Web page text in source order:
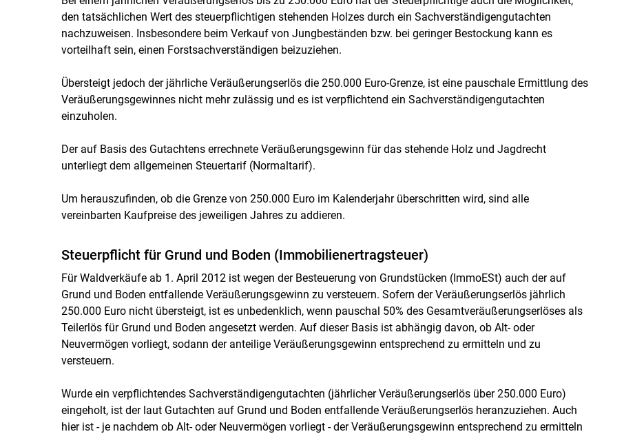
den tatsächlichen Wert des steuerpflichtigen stehenden Holzes durch ein Sachverständigengutachten
nachzuweisen. Insbesondere beim Verkauf von Jungbeständen bzw. bei geringer Bestockung kann es
vorteilhaft sein, einen Forstsachverständigen beizuziehen.
Übersteigt jedoch der jährliche Veräußerungserlös die 250.000 Euro-Grenze, ist eine pauschale Ermittlung des
Veräußerungsgewinnes nicht mehr zulässig und es ist verpflichtend ein Sachverständigengutachten
einzuholen.
Der auf Basis des Gutachtens errechnete Veräußerungsgewinn für das stehende Holz und Jagdrecht
unterliegt dem allgemeinen Steuertarif (Normaltarif).
Um herauszufinden, ob die Grenze von 250.000 Euro im Kalenderjahr überschritten wird, sind alle
vereinbarten Kaufpreise des jeweiligen Jahres zu addieren.
Steuerpflicht für Grund und Boden (Immobilienertragsteuer)
Für Waldverkäufe ab 1. April 2012 ist wegen der Besteuerung von Grundstücken (ImmoESt) auch der auf
Grund und Boden entfallende Veräußerungsgewinn zu versteuern. Sofern der Veräußerungserlös jährlich
250.000 Euro nicht übersteigt, ist es unbedenklich, wenn pauschal 50% des Gesamtveräußerungserlöses als
Teilerlös für Grund und Boden angesetzt werden. Auf dieser Basis ist abhängig davon, ob Alt- oder
Neuvermögen vorliegt, sodann der anteilige Veräußerungsgewinn entsprechend zu ermitteln und zu
versteuern.
Wurde ein verpflichtendes Sachverständigengutachten (jährlicher Veräußerungserlös über 250.000 Euro)
eingeholt, ist der laut Gutachten auf Grund und Boden entfallende Veräußerungserlös heranzuziehen. Auch
hier ist - je nachdem ob Alt- oder Neuvermögen vorliegt - der Veräußerungsgewinn entsprechend zu ermitteln